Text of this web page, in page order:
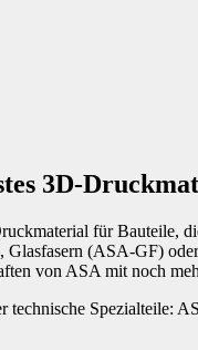
3D-
für Bauteile,
(ASA-GF)
von ASA mit noch
Spezialteile: